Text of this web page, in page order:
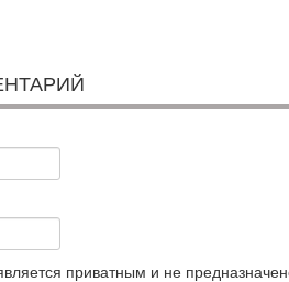
приватным и не